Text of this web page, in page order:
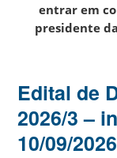
entrar em
presidente
Edital de
2026/3 –
10/09/2026